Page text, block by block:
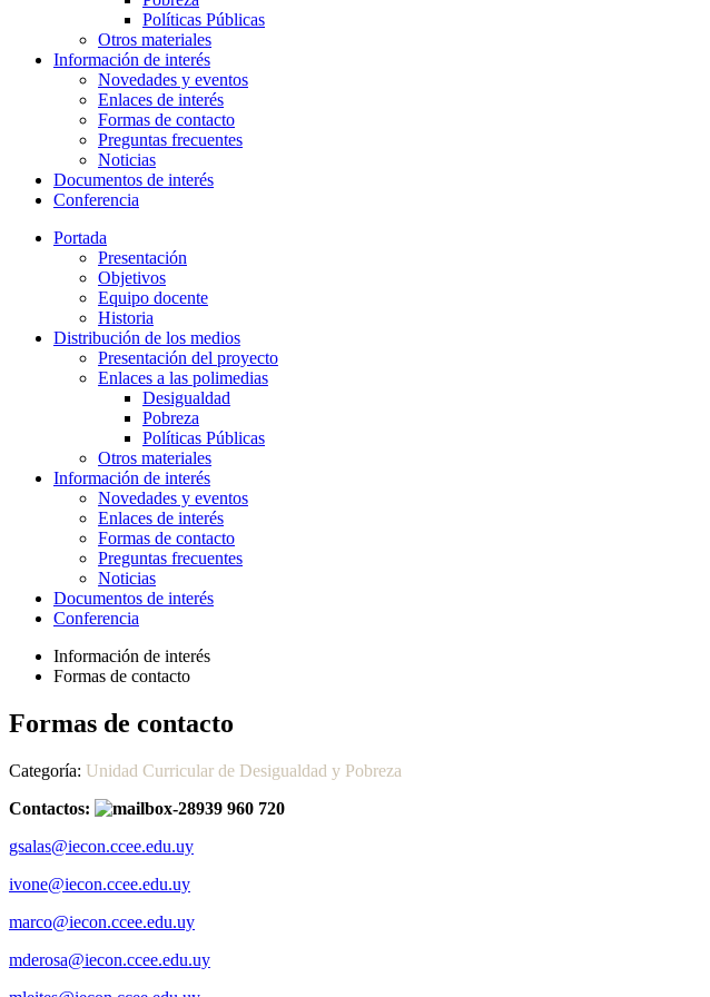
Políticas Públicas
Otros materiales
Información de interés
Novedades y eventos
Enlaces de interés
Formas de contacto
Preguntas frecuentes
Noticias
Documentos de interés
Conferencia
Portada
Presentación
Objetivos
Equipo docente
Historia
Distribución de los medios
Presentación del proyecto
Enlaces a las polimedias
Desigualdad
Pobreza
Políticas Públicas
Otros materiales
Información de interés
Novedades y eventos
Enlaces de interés
Formas de contacto
Preguntas frecuentes
Noticias
Documentos de interés
Conferencia
Información de interés
Formas de contacto
Formas de contacto
Categoría: Unidad Curricular de Desigualdad y Pobreza
Contactos:
gsalas@iecon.ccee.edu.uy
ivone@iecon.ccee.edu.uy
marco@iecon.ccee.edu.uy
mderosa@iecon.ccee.edu.uy